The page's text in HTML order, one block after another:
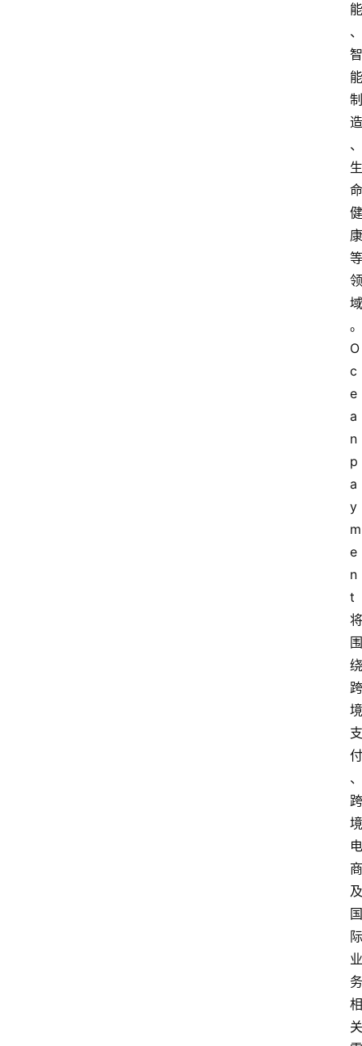
能
、
智
能
制
造
、
生
命
健
康
等
领
域
。
O
c
e
a
n
p
a
y
m
e
n
t
将
围
绕
跨
境
支
付
、
跨
境
电
商
及
国
际
业
务
相
关